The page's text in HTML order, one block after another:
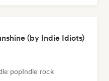
(by Indie Idiots)
popIndie rock